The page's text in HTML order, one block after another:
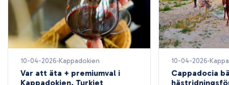
10-04-2026 Kappadokien
Var att äta + premiumval i
Kappadokien, Turkiet
10-04-2026
Cappadocia